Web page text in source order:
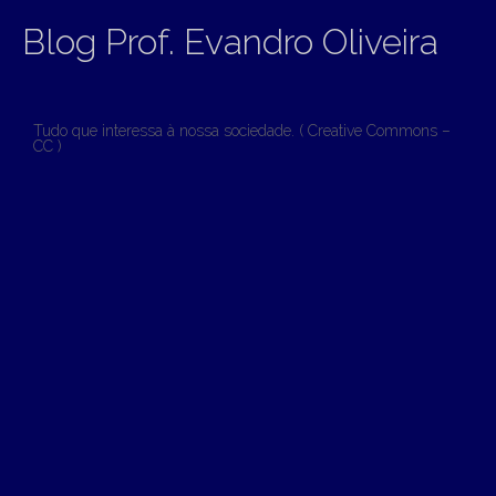
Blog Prof. Evandro Oliveira
Tudo que interessa à nossa sociedade. ( Creative Commons –
CC )